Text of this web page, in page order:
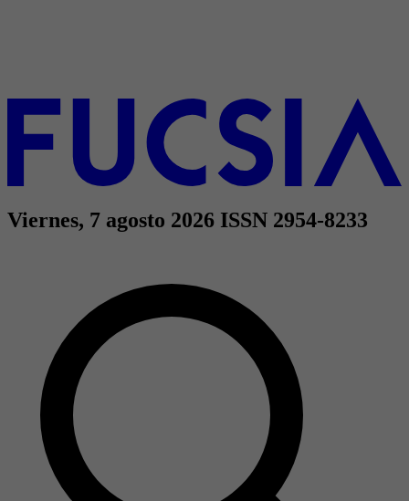
Viernes, 7 agosto 2026 ISSN 2954-8233